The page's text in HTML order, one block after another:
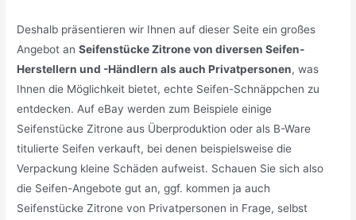
Deshalb präsentieren wir Ihnen auf dieser Seite ein großes
Angebot anSeifenstücke Zitrone von diversen Seifen-
Herstellern und -Händlern als auch Privatpersonen, was
Ihnen die Möglichkeit bietet, echte Seifen-Schnäppchen zu
entdecken. Auf eBay werden zum Beispiele einige
Seifenstücke Zitrone aus Überproduktion oder als B-Ware
titulierte Seifen verkauft, bei denen beispielsweise die
Verpackung kleine Schäden aufweist. Schauen Sie sich also
die Seifen-Angebote gut an, ggf. kommen ja auch
Seifenstücke Zitrone von Privatpersonen in Frage, selbst